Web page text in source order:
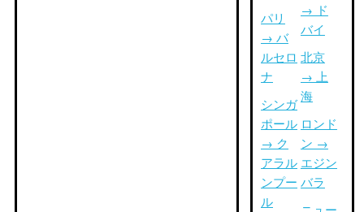
パリ
→ バ
ルセロ
ナ
シンガ
ポール
→ ク
アラル
ンプー
ル
→ ド
バイ
北京
→ 上
海
ロンド
ン →
エジン
バラ